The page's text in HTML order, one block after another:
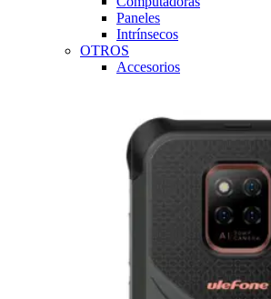
Paneles
Intrínsecos
OTROS
Accesorios